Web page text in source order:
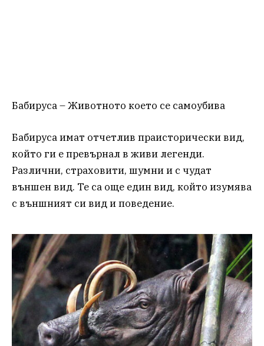
Бабируса – Животното което се самоубива
Бабируса имат отчетлив праисторически вид,
който ги е превърнал в живи легенди.
Различни, страховити, шумни и с чудат
външен вид. Те са още един вид, който изумява
с външният си вид и поведение.